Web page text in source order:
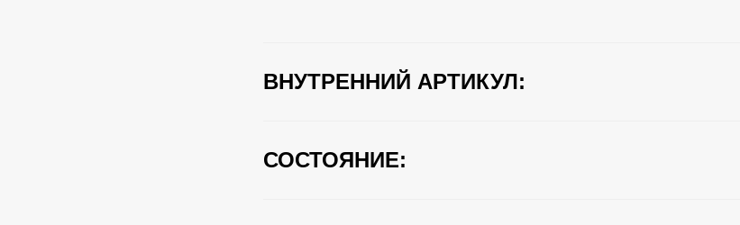
ВНУТРЕННИЙ АРТИКУЛ:
СОСТОЯНИЕ: